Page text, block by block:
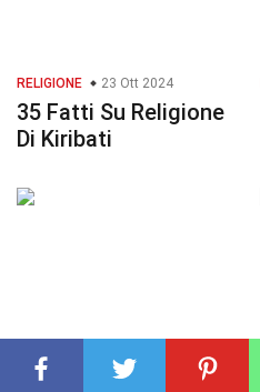
RELIGIONE 23 Ott 2024
35 Fatti Su Religione
Di Kiribati